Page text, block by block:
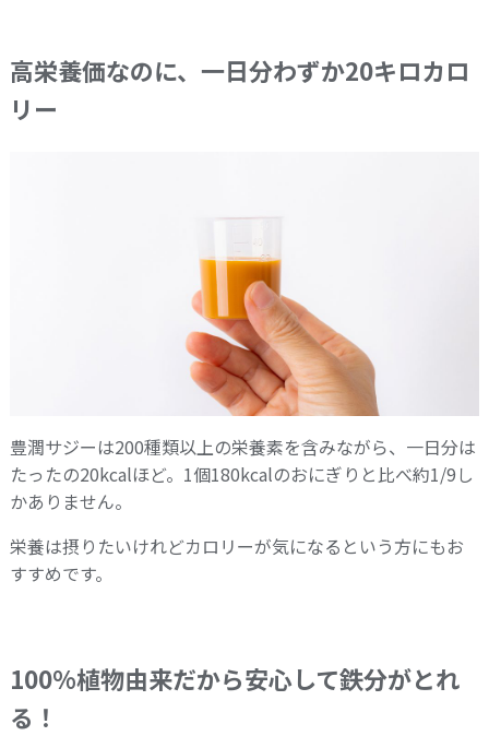
高栄養価なのに、一日分わずか20キロカロ
リー
豊潤サジーは200種類以上の栄養素を含みながら、一日分は
たったの20kcalほど。1個180kcalのおにぎりと比べ約1/9し
かありません。
栄養は摂りたいけれどカロリーが気になるという方にもお
すすめです。
100%植物由来だから安心して鉄分がとれ
る！